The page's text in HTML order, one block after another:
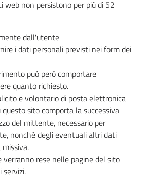
non persistono per più di 52
dall'utente
i dati personali previsti nei form dei
può però comportare
quanto richiesto.
e volontario di posta elettronica
sito comporta la successiva
del mittente, necessario per
nonché degli eventuali altri dati
rese nelle pagine del sito
servizi.